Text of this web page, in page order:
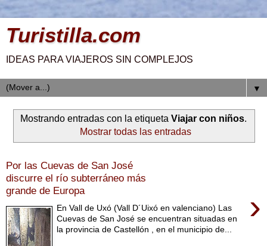
Turistilla.com
IDEAS PARA VIAJEROS SIN COMPLEJOS
▼
Mostrando entradas con la etiqueta Viajar con niños.
Mostrar todas las entradas
Por las Cuevas de San José
discurre el río subterráneo más
grande de Europa
›
En Vall de Uxó (Vall D´Uixó en valenciano) Las
Cuevas de San José se encuentran situadas en
la provincia de Castellón , en el municipio de...